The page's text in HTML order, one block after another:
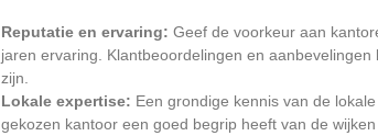
Reputatie en ervaring: Geef de voorkeur aan
jaren ervaring. Klantbeoordelingen en
zijn.
Lokale expertise: Een grondige kennis van de
gekozen kantoor een goed begrip heeft van de